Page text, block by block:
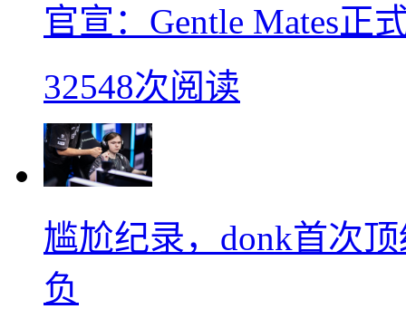
官宣：Gentle Mates正
32548次阅读
尴尬纪录，donk首次
负